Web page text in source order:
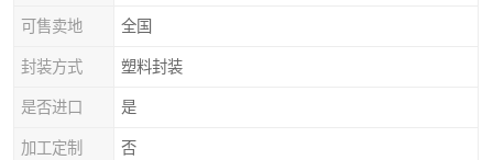
可售卖地 全国
封装方式 塑料封装
是否进口 是
加工定制 否